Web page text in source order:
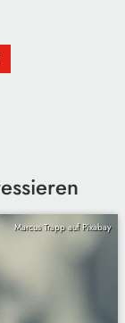
Marcus Trapp auf Pixabay